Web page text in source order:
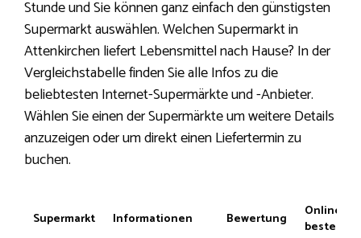
Stunde und Sie können ganz einfach den günstigsten
Supermarkt auswählen. Welchen Supermarkt in
Attenkirchen liefert Lebensmittel nach Hause? In der
Vergleichstabelle finden Sie alle Infos zu die
beliebtesten Internet-Supermärkte und -Anbieter.
Wählen Sie einen der Supermärkte um weitere Details
anzuzeigen oder um direkt einen Liefertermin zu
buchen.
Supermarkt Informationen Bewertung
Online
bestellen